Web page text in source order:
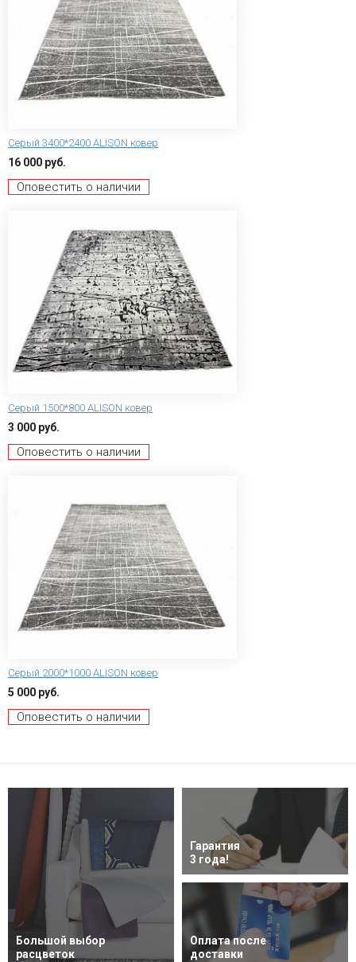
Серый 3400*2400 ALISON ковер
16 000 руб.
Оповестить о наличии
Серый 1500*800 ALISON ковер
3 000 руб.
Оповестить о наличии
Серый 2000*1000 ALISON ковер
5 000 руб.
Оповестить о наличии
Большой выбор
расцветок
Гарантия
3 года!
Оплата после
доставки